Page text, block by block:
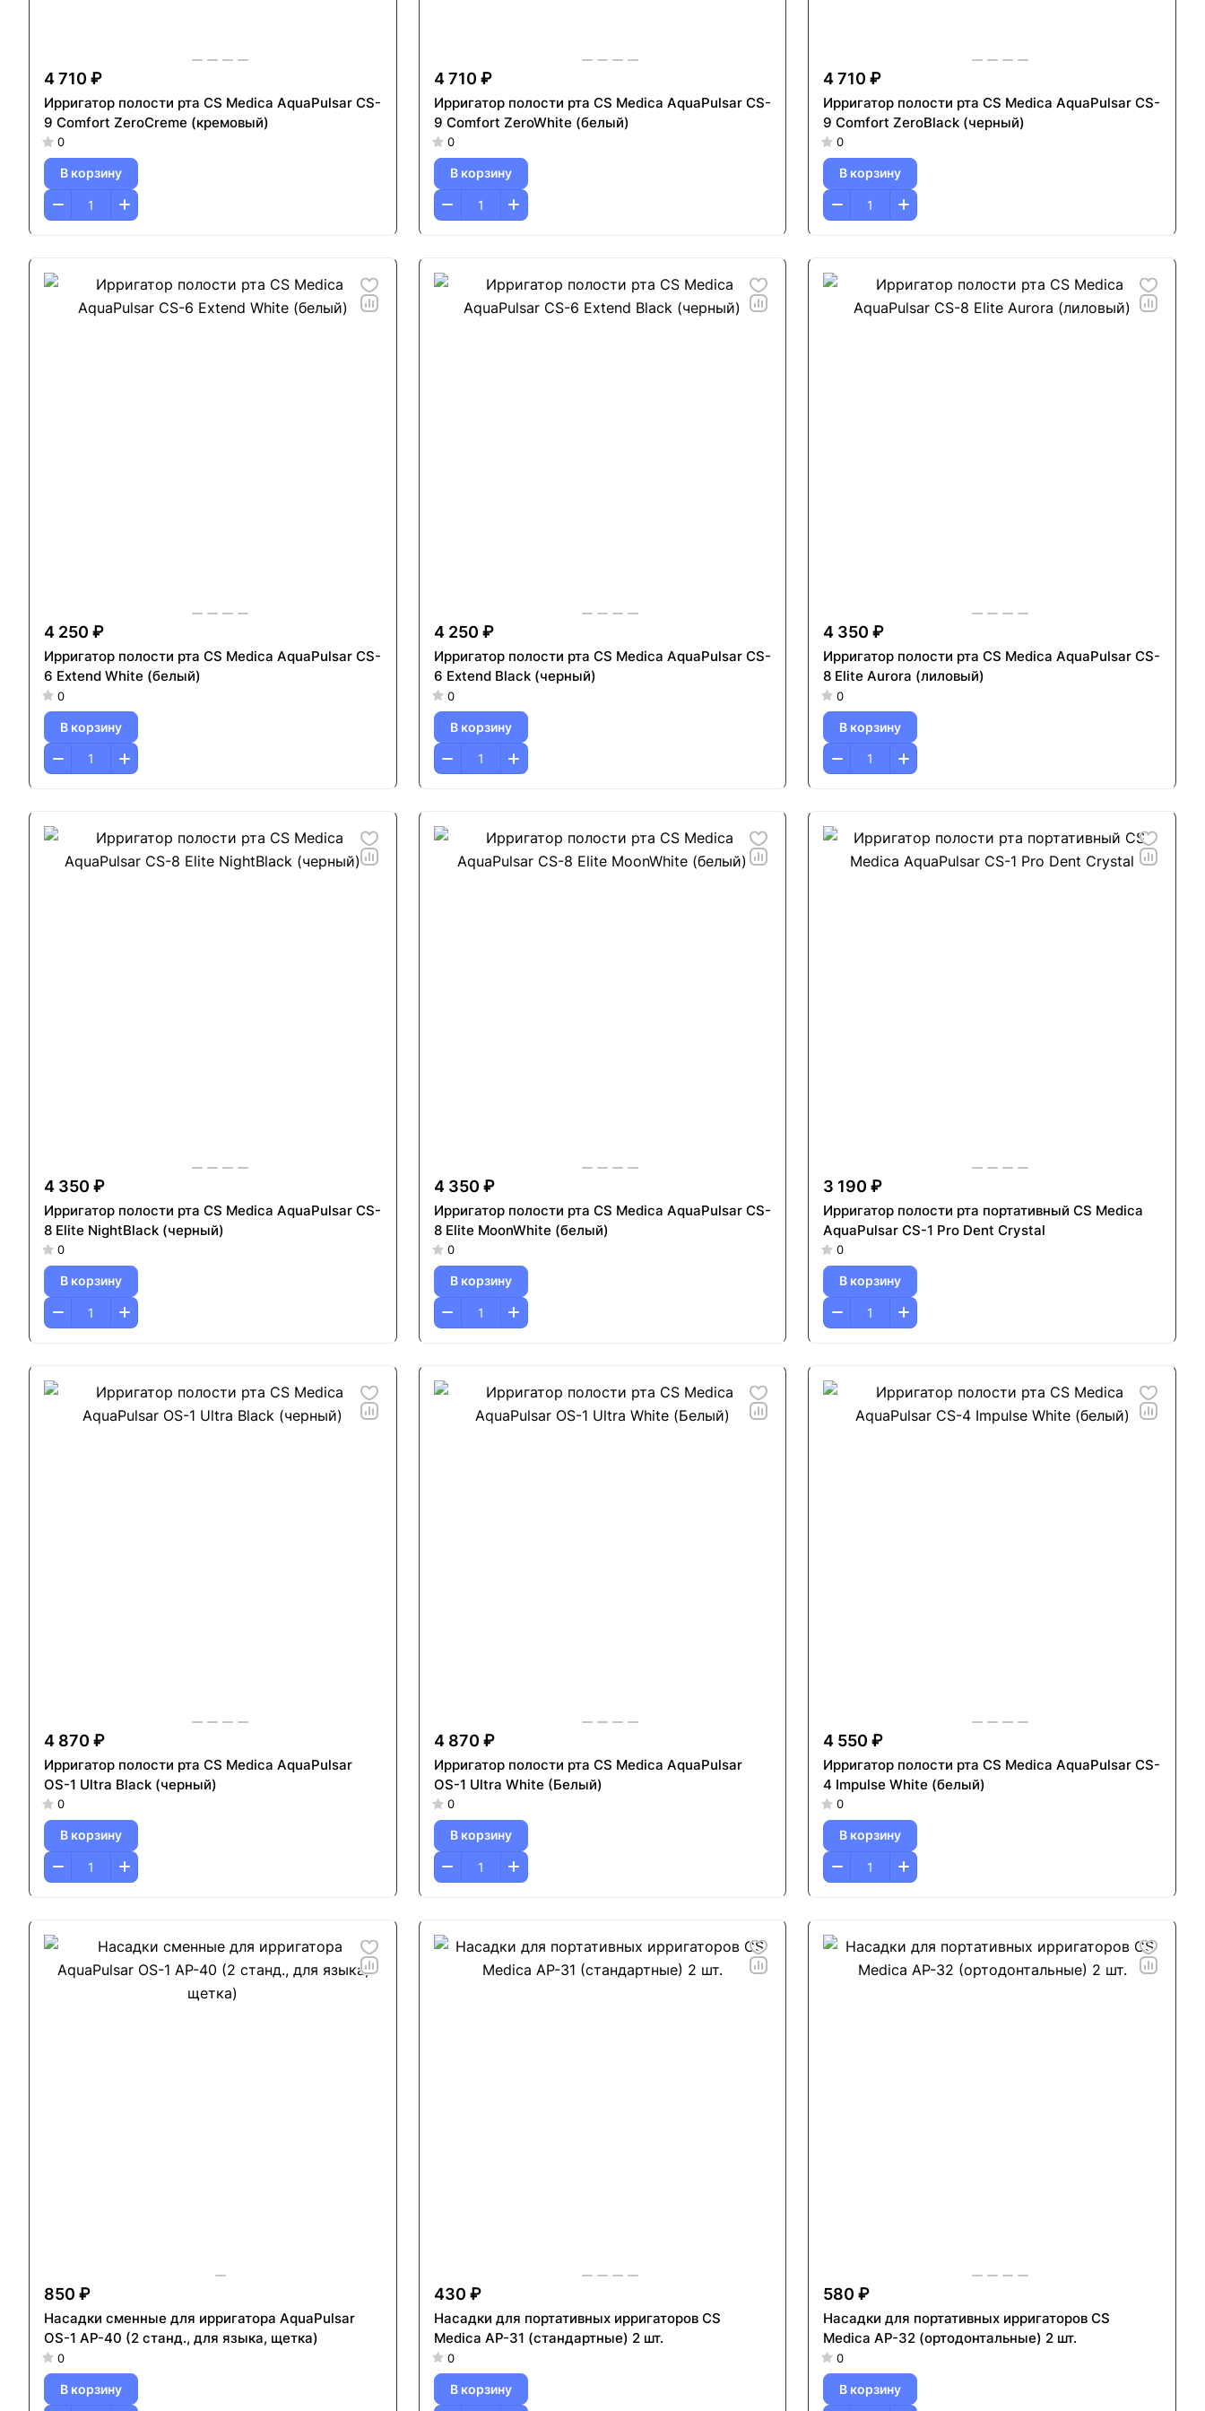
4 710 ₽
Ирригатор полости рта CS Medica AquaPulsar CS-
9 Comfort ZeroCreme (кремовый)
0
В корзину
4 710 ₽
Ирригатор полости рта CS Medica AquaPulsar CS-
9 Comfort ZeroWhite (белый)
0
В корзину
4 710 ₽
Ирригатор полости рта CS Medica AquaPulsar CS-
9 Comfort ZeroBlack (черный)
0
В корзину
4 250 ₽
Ирригатор полости рта CS Medica AquaPulsar CS-
6 Extend White (белый)
0
В корзину
4 250 ₽
Ирригатор полости рта CS Medica AquaPulsar CS-
6 Extend Black (черный)
0
В корзину
4 350 ₽
Ирригатор полости рта CS Medica AquaPulsar CS-
8 Elite Aurora (лиловый)
0
В корзину
4 350 ₽
Ирригатор полости рта CS Medica AquaPulsar CS-
8 Elite NightBlack (черный)
0
В корзину
4 350 ₽
Ирригатор полости рта CS Medica AquaPulsar CS-
8 Elite MoonWhite (белый)
0
В корзину
3 190 ₽
Ирригатор полости рта портативный CS Medica
AquaPulsar CS-1 Pro Dent Crystal
0
В корзину
4 870 ₽
Ирригатор полости рта CS Medica AquaPulsar
OS-1 Ultra Black (черный)
0
В корзину
4 870 ₽
Ирригатор полости рта CS Medica AquaPulsar
OS-1 Ultra White (Белый)
0
В корзину
4 550 ₽
Ирригатор полости рта CS Medica AquaPulsar CS-
4 Impulse White (белый)
0
В корзину
850 ₽
Насадки сменные для ирригатора AquaPulsar
OS-1 AP-40 (2 станд., для языка, щетка)
0
В корзину
430 ₽
Насадки для портативных ирригаторов CS
Medica AP-31 (стандартные) 2 шт.
0
В корзину
580 ₽
Насадки для портативных ирригаторов CS
Medica AP-32 (ортодонтальные) 2 шт.
0
В корзину